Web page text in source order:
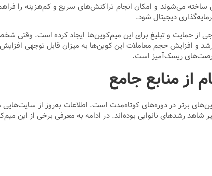
ساخته می‌شوند و امکان انجام تراکنش‌های سریع و کم‌هزینه را
دیجیتال شود.
از حمایت و تبلیغ برای این میم‌کوین‌ها ایجاد کرده است. وقتی
رشد و افزایش حجم معاملات این کوین‌ها به میزان قابل توجهی
فرصت‌های ریسک‌آمیز است.
از منابع جامع
رشدهای نانوایی بوده‌اند. در ادامه به معرفی برخی از این